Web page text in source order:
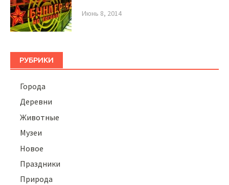
Июнь 8, 2014
РУБРИКИ
Города
Деревни
Животные
Музеи
Новое
Праздники
Природа